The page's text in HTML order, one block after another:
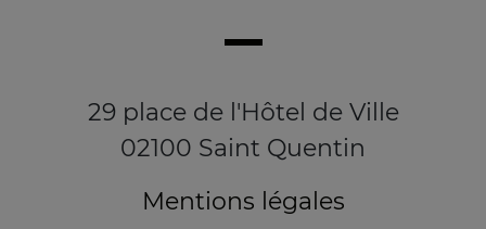
29 place de l'Hôtel de Ville
02100 Saint Quentin
Mentions légales